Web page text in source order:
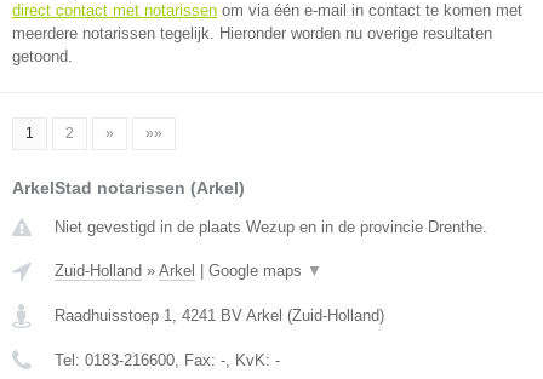
direct contact met notarissen om via één e-mail in contact te komen met
meerdere notarissen tegelijk. Hieronder worden nu overige resultaten
getoond.
1 2 » »»
ArkelStad notarissen (Arkel)
Niet gevestigd in de plaats Wezup en in de provincie Drenthe.
Zuid-Holland » Arkel Google maps ▼
Raadhuisstoep 1, 4241 BV Arkel (Zuid-Holland)
Tel: 0183-216600, Fax: -, KvK: -